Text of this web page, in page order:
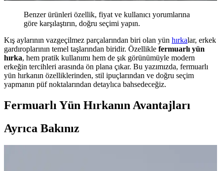
Benzer ürünleri özellik, fiyat ve kullanıcı yorumlarına
göre karşılaştırın, doğru seçimi yapın.
Kış aylarının vazgeçilmez parçalarından biri olan yün hırkalar, erkek
gardıroplarının temel taşlarından biridir. Özellikle fermuarlı yün
hırka, hem pratik kullanımı hem de şık görünümüyle modern
erkeğin tercihleri arasında ön plana çıkar. Bu yazımızda, fermuarlı
yün hırkanın özelliklerinden, stil ipuçlarından ve doğru seçim
yapmanın püf noktalarından detaylıca bahsedeceğiz.
Fermuarlı Yün Hırkanın Avantajları
Ayrıca Bakınız